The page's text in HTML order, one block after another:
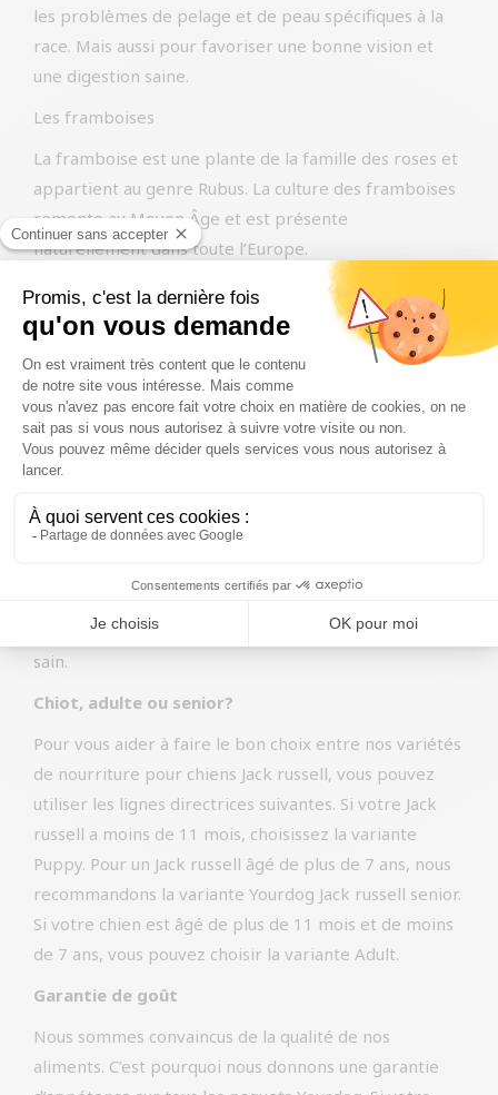
les problèmes de pelage et de peau spécifiques à la
race. Mais aussi pour favoriser une bonne vision et
une digestion saine.
Les framboises
La framboise est une plante de la famille des roses et
appartient au genre Rubus. La culture des framboises
remonte au Moyen Âge et est présente
naturellement dans toute l’Europe.
Les framboises contiennent de nombreuses
substances qui peuvent soutenir la santé du chien,
notamment des vitamines comme la vitamine C, des
minéraux comme le manganèse et des antioxydants.
En outre, les framboises sont pauvres en sucre et en
calories et riches en bonnes fibres.
Les framboises sont ajoutées à nos aliments pour
chiens en raison de leurs propriétés anti-
inflammatoires et elles peuvent contribuer
à maintenir la vision et un système cardiovasculaire
sain.
Chiot, adulte ou senior?
Pour vous aider à faire le bon choix entre nos variétés
de nourriture pour chiens Jack russell, vous pouvez
utiliser les lignes directrices suivantes. Si votre Jack
russell a moins de 11 mois, choisissez la variante
Puppy. Pour un Jack russell âgé de plus de 7 ans, nous
recommandons la variante Yourdog Jack russell senior.
Si votre chien est âgé de plus de 11 mois et de moins
de 7 ans, vous pouvez choisir la variante Adult.
Garantie de goût
Nous sommes convaincus de la qualité de nos
aliments. C’est pourquoi nous donnons une garantie